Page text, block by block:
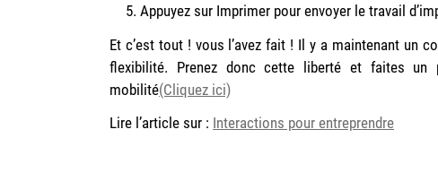
Appuyez sur Imprimer pour envoyer le travail
Et c’est tout ! vous l’avez fait ! Il y a maintenant un
flexibilité. Prenez donc cette liberté et faites
mobilité(Cliquez ici)
Lire l’article sur : Interactions pour entreprendre